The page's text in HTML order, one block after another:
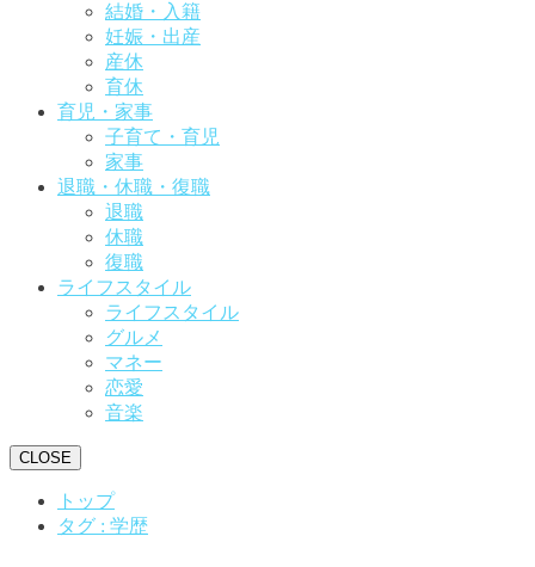
結婚・入籍
妊娠・出産
産休
育休
育児・家事
子育て・育児
家事
退職・休職・復職
退職
休職
復職
ライフスタイル
ライフスタイル
グルメ
マネー
恋愛
音楽
CLOSE
トップ
タグ : 学歴